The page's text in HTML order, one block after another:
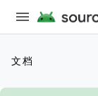
文档